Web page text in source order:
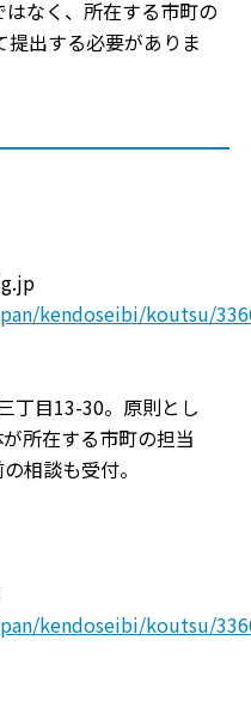
なく、所在する市町の
出する必要がありま
kendoseibi/koutsu/
丁目13-30。原則とし
所在する市町の担当
相談も受付。
kendoseibi/koutsu/